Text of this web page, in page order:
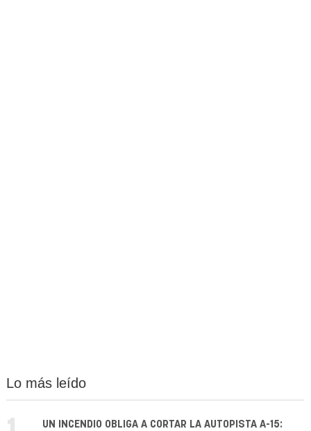
Lo más leído
UN INCENDIO OBLIGA A CORTAR LA AUTOPISTA A-15: